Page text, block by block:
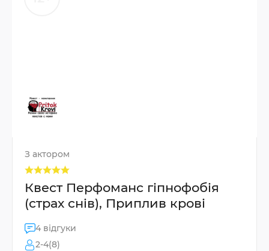
З актором
Квест Перфоманс гіпнофобія
(страх снів), Приплив крові
4 відгуки
2-4(8)